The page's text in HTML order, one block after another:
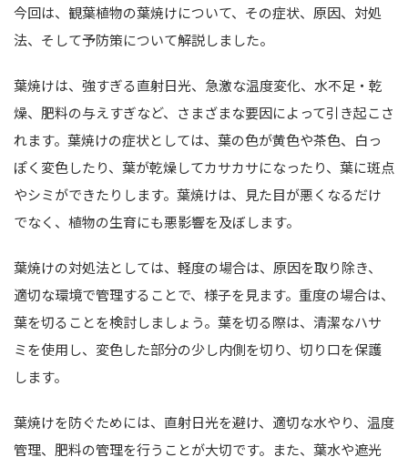
今回は、観葉植物の葉焼けについて、その症状、原因、対処
法、そして予防策について解説しました。
葉焼けは、強すぎる直射日光、急激な温度変化、水不足・乾
燥、肥料の与えすぎなど、さまざまな要因によって引き起こさ
れます。葉焼けの症状としては、葉の色が黄色や茶色、白っ
ぽく変色したり、葉が乾燥してカサカサになったり、葉に斑点
やシミができたりします。葉焼けは、見た目が悪くなるだけ
でなく、植物の生育にも悪影響を及ぼします。
葉焼けの対処法としては、軽度の場合は、原因を取り除き、
適切な環境で管理することで、様子を見ます。重度の場合は、
葉を切ることを検討しましょう。葉を切る際は、清潔なハサ
ミを使用し、変色した部分の少し内側を切り、切り口を保護
します。
葉焼けを防ぐためには、直射日光を避け、適切な水やり、温度
管理、肥料の管理を行うことが大切です。また、葉水や遮光